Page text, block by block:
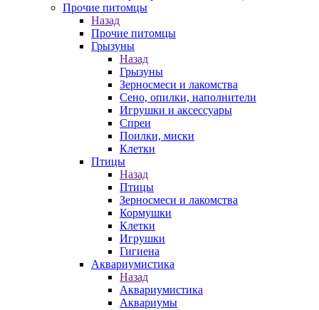
Прочие питомцы
Назад
Прочие питомцы
Грызуны
Назад
Грызуны
Зерносмеси и лакомства
Сено, опилки, наполнители
Игрушки и аксессуары
Спреи
Поилки, миски
Клетки
Птицы
Назад
Птицы
Зерносмеси и лакомства
Кормушки
Клетки
Игрушки
Гигиена
Аквариумистика
Назад
Аквариумистика
Аквариумы